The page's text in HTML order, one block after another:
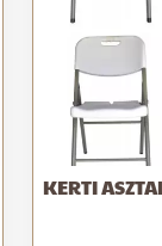
KERTI